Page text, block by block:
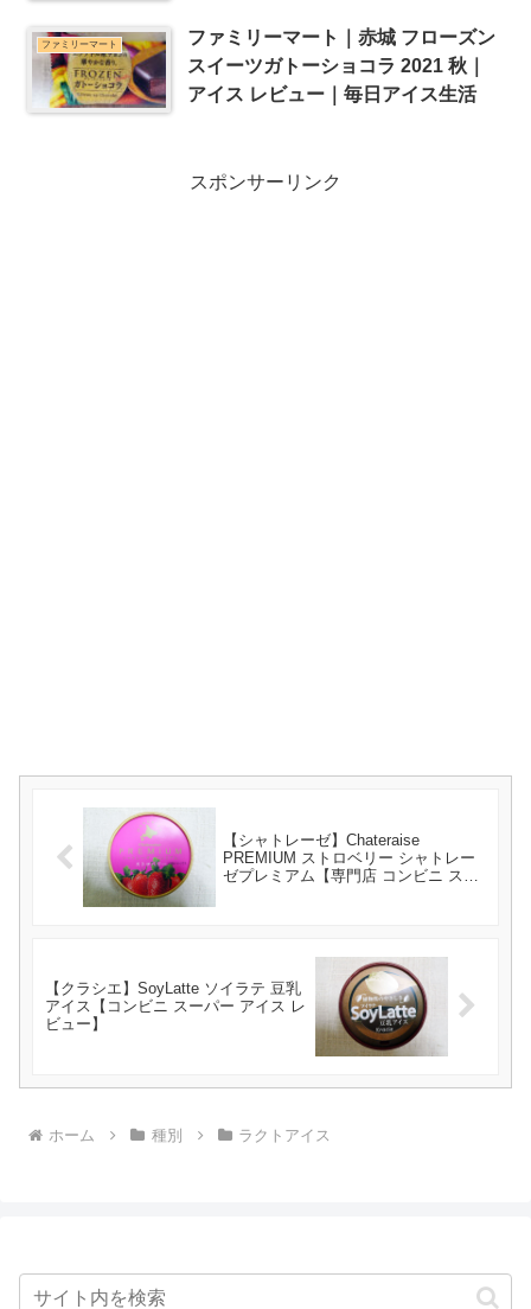
ファミリーマート
ファミリーマート｜赤城 フローズン
スイーツガトーショコラ 2021 秋｜
アイス レビュー｜毎日アイス生活
スポンサーリンク
【シャトレーゼ】Chateraise
PREMIUM ストロベリー シャトレー
ゼプレミアム【専門店 コンビニ スー
【クラシエ】SoyLatte ソイラテ 豆乳
アイス【コンビニ スーパー アイス レ
ビュー】
ホーム 種別 ラクトアイス